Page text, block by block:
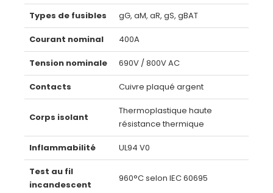
Types de fusibles gG, aM, aR, gS, gBAT
Courant nominal 400A
Tension nominale 690V / 800V AC
Contacts Cuivre plaqué argent
Corps isolant
Thermoplastique haute
résistance thermique
Inflammabilité UL94 V0
Test au fil
incandescent
960°C selon IEC 60695